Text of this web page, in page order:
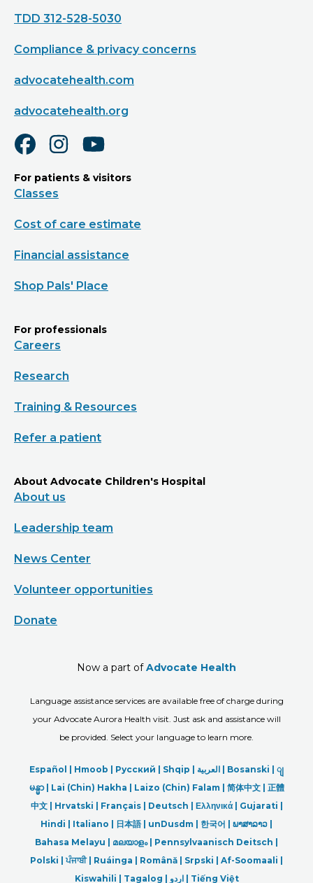
TDD 312-528-5030
Compliance & privacy concerns
advocatehealth.com
advocatehealth.org
For patients & visitors
Classes
Cost of care estimate
Financial assistance
Shop Pals' Place
For professionals
Careers
Research
Training & Resources
Refer a patient
About Advocate Children's Hospital
About us
Leadership team
News Center
Volunteer opportunities
Donate
Now a part ofAdvocate Health
Language assistance services are available free of charge during
your Advocate Aurora Health visit. Just ask and assistance will
be provided. Select your language to learn more.
Español | Hmoob Русский Shqip العربیة Bosanski
ျ
မန္မာ| Lai (Chin) Hakha | Laizo (Chin) Falam | 简体中文 | 正體
中文 | Hrvatski | Français | Deutsch Ελληνικά | Gujarati |
Hindi
Italiano 日本語| unDusdm 한국어 ພາສາລາວ
Bahasa Melayu | മലയാളം| Pennsylvaanisch Deitsch |
Polski |ਪੰਜਾਬੀ| Ruáinga | Română | Srpski
Af-Soomaali |
Kiswahili | Tagalog اردو| Tiếng Việt